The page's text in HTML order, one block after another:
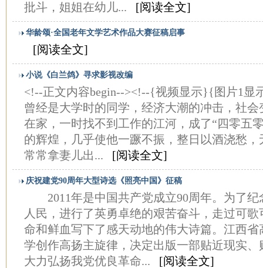
批斗，姐姐在幼儿... [阅读全文]
华龄颂·全国老年文学艺术作品大赛征稿启事
[阅读全文]
小说《白兰鸽》寻求影视改编
<!--正文内容begin--><!--{视频显示}{图片1
曾经是大学时的同学，经济大潮的冲击，社
在家，一时找不到工作的江河，成了“四零五
的辉煌，几乎使他一蹶不振，整日以酒浇愁
常常拿妻儿出... [阅读全文]
庆祝建党90周年大型诗选《照亮中国》征稿
2011年是中国共产党成立90周年。为了纪
人民，进行了英勇卓绝的艰苦奋斗，走过可
命和鲜血写下了感天动地的伟大诗篇。江西
学创作高扬主旋律，决定出版一部贴近现实
大力弘扬我党优良革命... [阅读全文]